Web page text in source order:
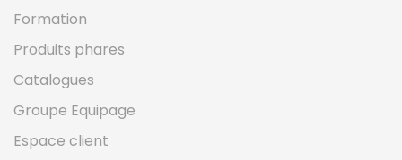
Formation
Produits phares
Catalogues
Groupe Equipage
Espace client